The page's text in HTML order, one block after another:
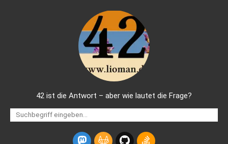
42 ist die Antwort – aber wie lautet die Frage?